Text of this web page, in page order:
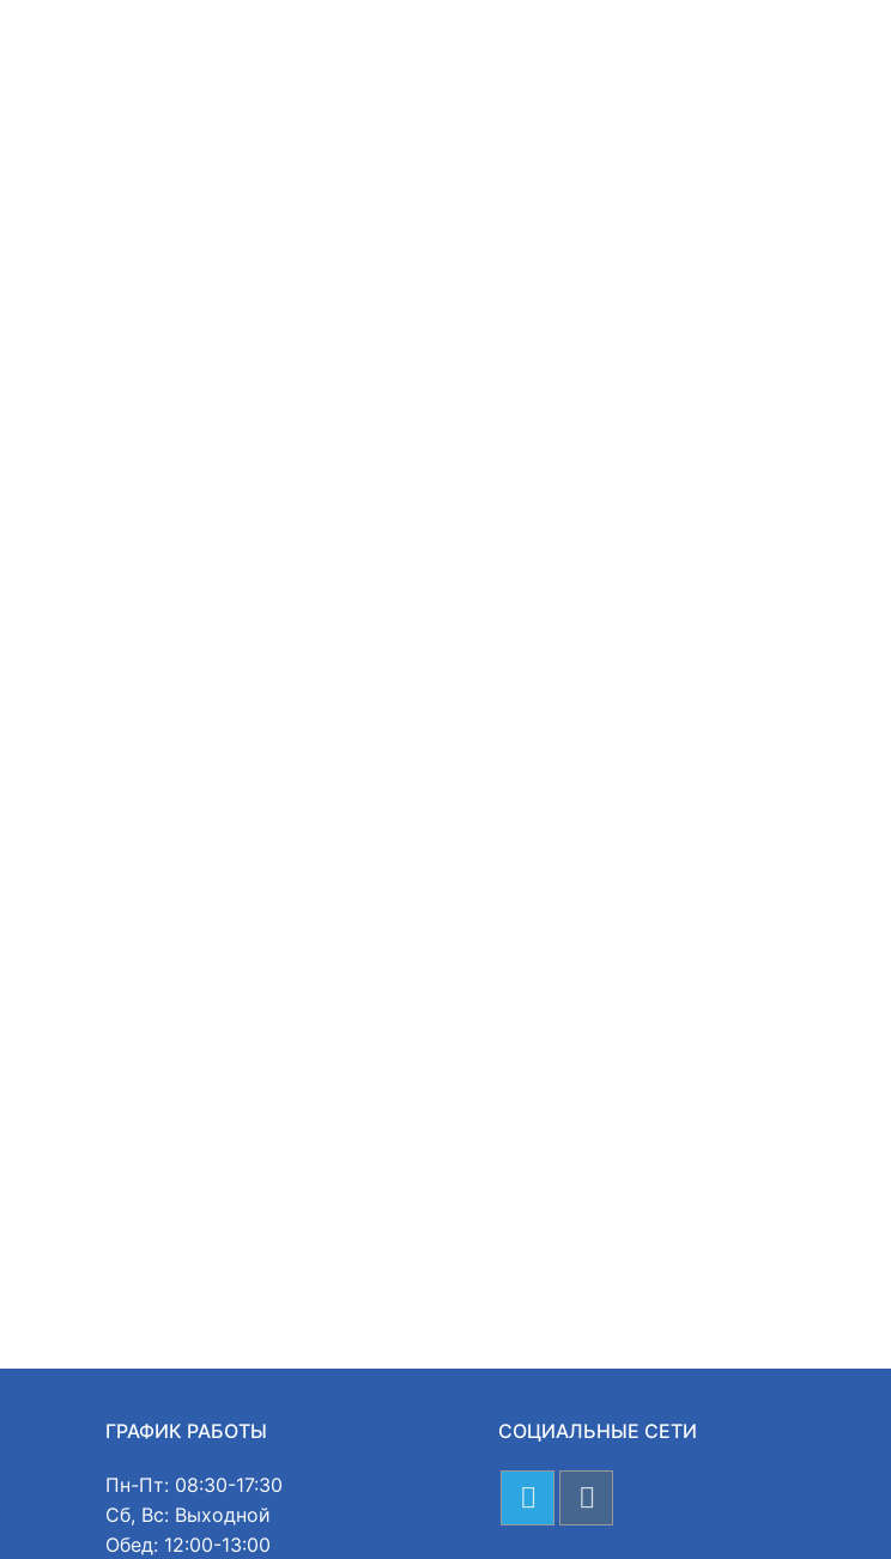
ГРАФИК РАБОТЫ
Пн-Пт: 08:30-17:30
Сб, Вс: Выходной
Обед: 12:00-13:00
СОЦИАЛЬНЫЕ СЕТИ